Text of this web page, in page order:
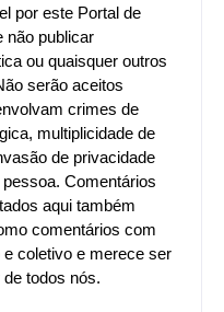
por este Portal de
não publicar
ou quaisquer outros
serão aceitos
crimes de
multiplicidade de
de privacidade
Comentários
aqui também
comentários com
coletivo e merece ser
todos nós.